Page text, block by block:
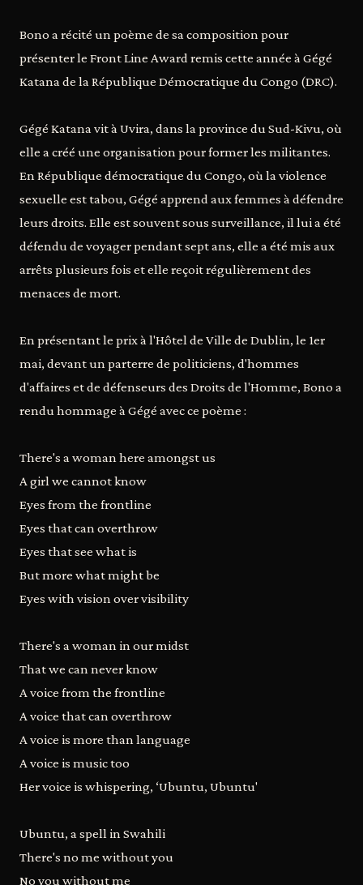
Bono a récité un poème de sa composition pour
présenter le Front Line Award remis cette année à Gégé
Katana de la République Démocratique du Congo (DRC).
Gégé Katana vit à Uvira, dans la province du Sud-Kivu, où
elle a créé une organisation pour former les militantes.
En République démocratique du Congo, où la violence
sexuelle est tabou, Gégé apprend aux femmes à défendre
leurs droits. Elle est souvent sous surveillance, il lui a été
défendu de voyager pendant sept ans, elle a été mis aux
arrêts plusieurs fois et elle reçoit régulièrement des
menaces de mort.
En présentant le prix à l'Hôtel de Ville de Dublin, le 1er
mai, devant un parterre de politiciens, d'hommes
d'affaires et de défenseurs des Droits de l'Homme, Bono a
rendu hommage à Gégé avec ce poème :
There's a woman here amongst us
A girl we cannot know
Eyes from the frontline
Eyes that can overthrow
Eyes that see what is
But more what might be
Eyes with vision over visibility
There's a woman in our midst
That we can never know
A voice from the frontline
A voice that can overthrow
A voice is more than language
A voice is music too
Her voice is whispering, ‘Ubuntu, Ubuntu'
Ubuntu, a spell in Swahili
There's no me without you
No you without me